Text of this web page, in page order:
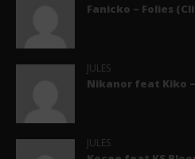
Fanicko – Folies
JULES
Nikanor feat Kiko
JULES